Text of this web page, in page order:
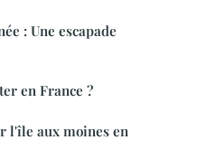
: Une escapade
en France ?
l'île aux moines en